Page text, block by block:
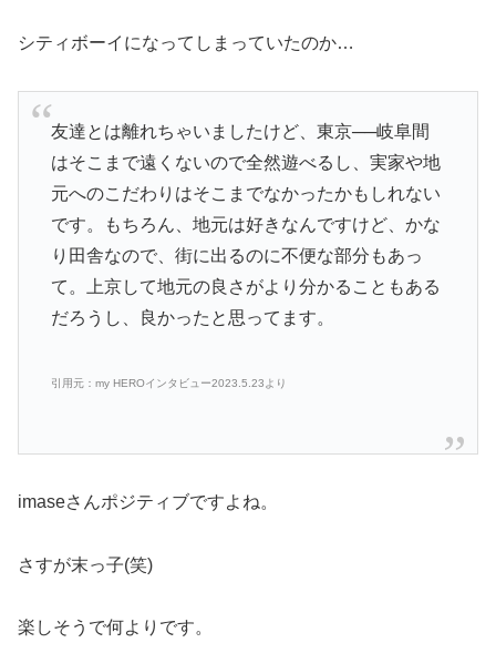
シティボーイになってしまっていたのか…
友達とは離れちゃいましたけど、東京──岐阜間
はそこまで遠くないので全然遊べるし、実家や地
元へのこだわりはそこまでなかったかもしれない
です。もちろん、地元は好きなんですけど、かな
り田舎なので、街に出るのに不便な部分もあっ
て。上京して地元の良さがより分かることもある
だろうし、良かったと思ってます。
引用元：my HEROインタビュー2023.5.23より
imaseさんポジティブですよね。
さすが末っ子(笑)
楽しそうで何よりです。